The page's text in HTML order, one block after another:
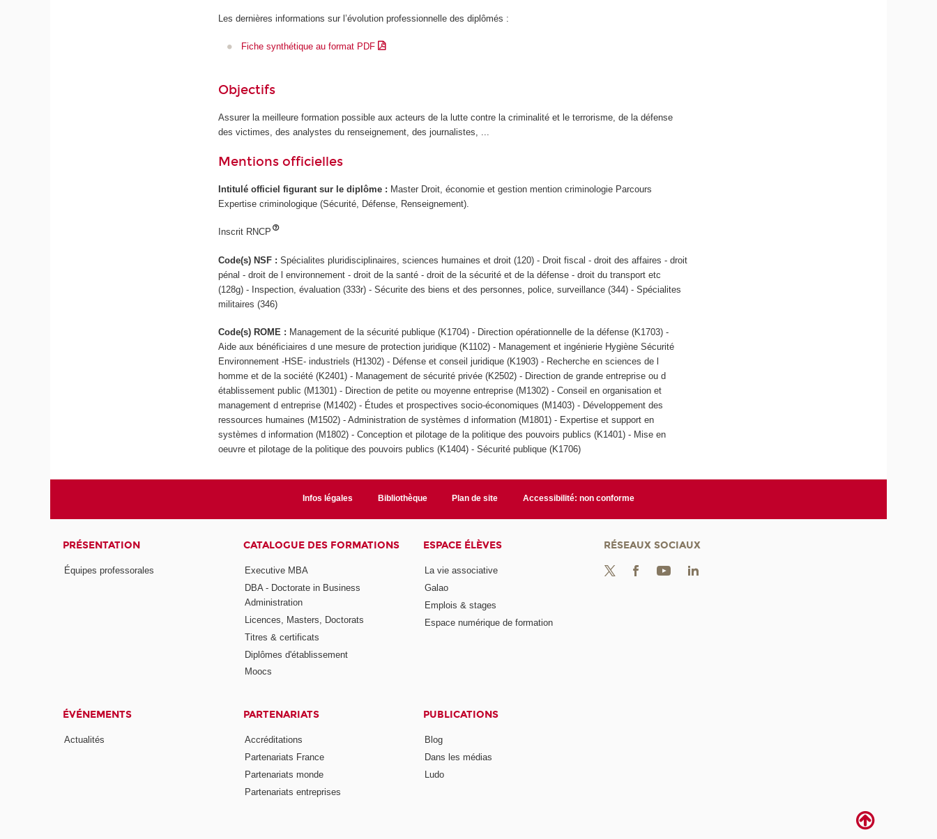
Les dernières informations sur l’évolution professionnelle des diplômés :
Fiche synthétique au format PDF
Objectifs
Assurer la meilleure formation possible aux acteurs de la lutte contre la criminalité et le terrorisme, de la défense
des victimes, des analystes du renseignement, des journalistes, ...
Mentions officielles
Intitulé officiel figurant sur le diplôme : Master Droit, économie et gestion mention criminologie Parcours
Expertise criminologique (Sécurité, Défense, Renseignement).
Inscrit RNCP
Code(s) NSF :Spécialites pluridisciplinaires, sciences humaines et droit (120) - Droit fiscal - droit des affaires - droit
pénal - droit de l environnement - droit de la santé - droit de la sécurité et de la défense - droit du transport etc
(128g) - Inspection, évaluation (333r) - Sécurite des biens et des personnes, police, surveillance (344) - Spécialites
militaires (346)
Code(s) ROME : Management de la sécurité publique (K1704) - Direction opérationnelle de la défense (K1703) -
Aide aux bénéficiaires d une mesure de protection juridique (K1102) - Management et ingénierie Hygiène Sécurité
Environnement -HSE- industriels (H1302) - Défense et conseil juridique (K1903) - Recherche en sciences de l
homme et de la société (K2401) - Management de sécurité privée (K2502) - Direction de grande entreprise ou d
établissement public (M1301) - Direction de petite ou moyenne entreprise (M1302) - Conseil en organisation et
management d entreprise (M1402) - Études et prospectives socio-économiques (M1403) - Développement des
ressources humaines (M1502) - Administration de systèmes d information (M1801) - Expertise et support en
systèmes d information (M1802) - Conception et pilotage de la politique des pouvoirs publics (K1401) - Mise en
oeuvre et pilotage de la politique des pouvoirs publics (K1404) - Sécurité publique (K1706)
Infos légales Bibliothèque Plan de site Accessibilité: non conforme
PRÉSENTATION
Équipes professorales
CATALOGUE DES FORMATIONS
Executive MBA
DBA - Doctorate in Business
Administration
Licences, Masters, Doctorats
Titres & certificats
Diplômes d'établissement
Moocs
ESPACE ÉLÈVES
La vie associative
Galao
Emplois & stages
Espace numérique de formation
ÉVÉNEMENTS
Actualités
PARTENARIATS
Accréditations
Partenariats France
Partenariats monde
Partenariats entreprises
PUBLICATIONS
Blog
Dans les médias
Ludo
RÉSEAUX SOCIAUX